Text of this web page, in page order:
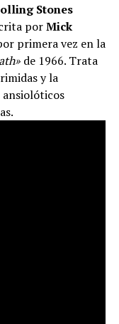
Stones
porMick
primera vez en la
de 1966. Trata
y la
ansiolóticos